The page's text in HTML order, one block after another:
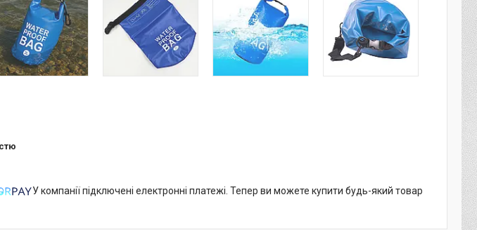
У компанії підключені електронні платежі. Тепер ви можете купити будь-який товар